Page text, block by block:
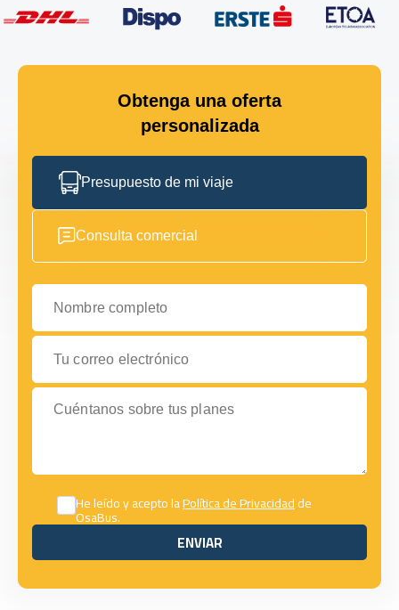
Obtenga una oferta
personalizada
Presupuesto de mi viaje
Consulta comercial
Nombre completo
Tu correo electrónico
Cuéntanos sobre tus planes
He leído y acepto laPolítica de Privacidadde
OsaBus.
ENVIAR
ENVIAR